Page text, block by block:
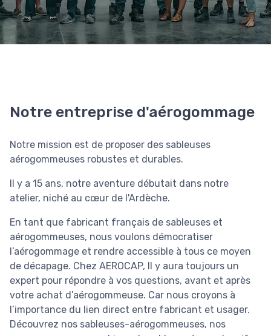
Notre entreprise d'aérogommage
aérogommeuses robustes et durables.
atelier, niché au cœur de l'Ardèche.
aérogommeuses, nous voulons démocratiser
l’aérogommage et rendre accessible à tous ce moyen
de décapage. Chez AEROCAP, Il y aura toujours un
expert pour répondre à vos questions, avant et après
votre achat d’aérogommeuse. Car nous croyons à
l’importance du lien direct entre fabricant et usager.
Découvrez nos sableuses-aérogommeuses, nos
compresseurs, nos cabines de sablage et nos abrasifs.